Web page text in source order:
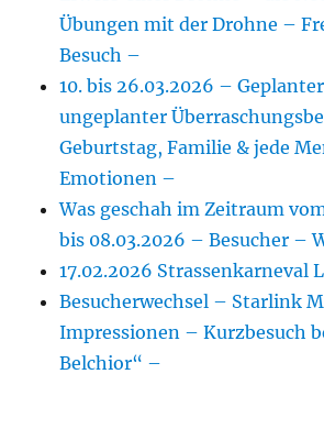
Übungen mit der Drohne –
Besuch –
10. bis 26.03.2026 –
ungeplanter
Geburtstag, Familie & jede
Emotionen –
Was geschah im Zeitraum
bis 08.03.2026 – Besucher –
17.02.2026 Strassenkarneval
Besucherwechsel – Starlink
Impressionen – Kurzbesuch
Belchior“ –